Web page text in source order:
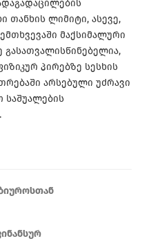
თანხის ლიმიტი, ასევე,
მაქსიმალური
პირებზე სესხის
არსებული უძრავი
საშუალების